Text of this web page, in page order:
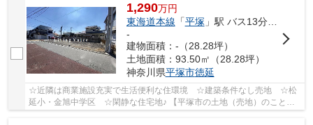
1,290万円
東海道本線 「平塚」駅 バス13分 「バス停」 停歩5分
-
建物面積：-（28.28坪）
土地面積：93.50㎡（28.28坪）
神奈川県平塚市徳延
☆近隣は商業施設充実で生活便利な住環境 ☆建築条件なし売地 ☆松
延小・金旭中学区 ☆閑静な住宅地♪ 【平塚市の土地（売地）のことな